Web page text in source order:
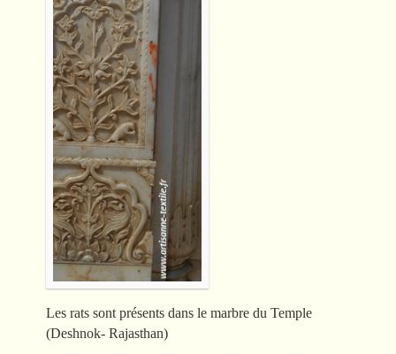
Les rats sont présents dans le marbre du Temple
(Deshnok- Rajasthan)